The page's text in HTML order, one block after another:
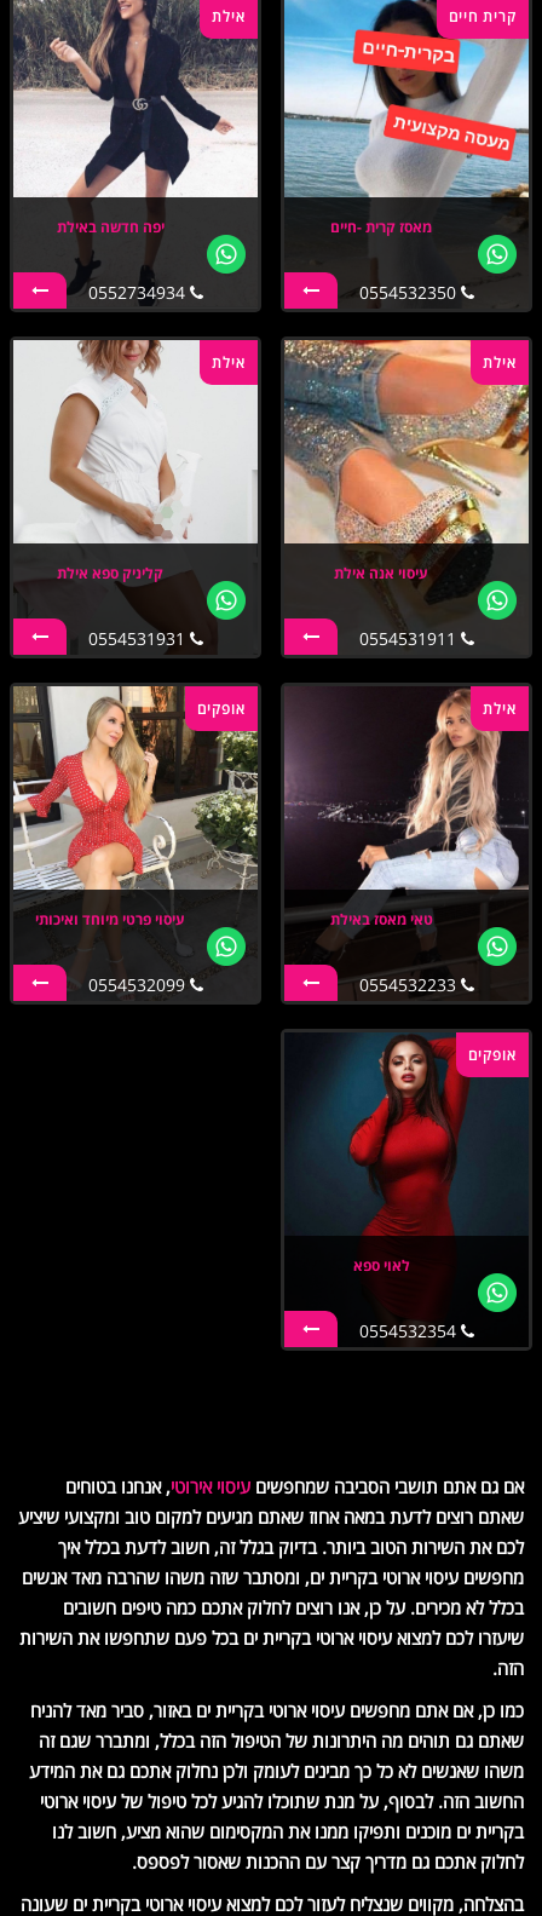
קרית חיים
מאסז קרית -חיים
0554532350
אילת
יפה חדשה באילת
0552734934
אילת
עיסוי אנה אילת
אילת
קליניק ספא אילת
אילת
טאי מאסז באילת
0554532233
אופקים
עיסוי פרטי מיוחד ואיכותי
0554532099
אופקים
לאוי ספא
0554532354
אם גם אתם תושבי הסביבה שמחפשים עיסוי אירוטי, אנחנו בטוחים
שאתם רוצים לדעת במאה אחוז שאתם מגיעים למקום טוב ומקצועי שיציע
לכם את השירות הטוב ביותר. בדיוק בגלל זה, חשוב לדעת בכלל איך
מחפשים עיסוי ארוטי בקריית ים, ומסתבר שזה משהו שהרבה מאד אנשים
בכלל לא מכירים. על כן, אנו רוצים לחלוק אתכם כמה טיפים חשובים
שיעזרו לכם למצוא עיסוי ארוטי בקריית ים בכל פעם שתחפשו את השירות
הזה.
כמו כן, אם אתם מחפשים עיסוי ארוטי בקריית ים באזור, סביר מאד להניח
שאתם גם תוהים מה היתרונות של הטיפול הזה בכלל, ומתברר שגם זה
משהו שאנשים לא כל כך מבינים לעומק ולכן נחלוק אתכם גם את המידע
החשוב הזה. לבסוף, על מנת שתוכלו להגיע לכל טיפול של עיסוי ארוטי
בקריית ים מוכנים ותפיקו ממנו את המקסימום שהוא מציע, חשוב לנו
לחלוק אתכם גם מדריך קצר עם ההכנות שאסור לפספס.
בהצלחה, מקווים שנצליח לעזור לכם למצוא עיסוי ארוטי בקריית ים שעונה